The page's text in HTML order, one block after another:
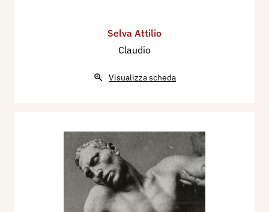
Selva Attilio
Claudio
Visualizza scheda